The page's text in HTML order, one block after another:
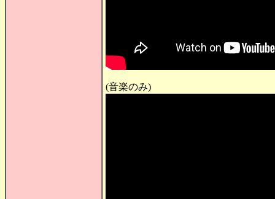
(音楽のみ)